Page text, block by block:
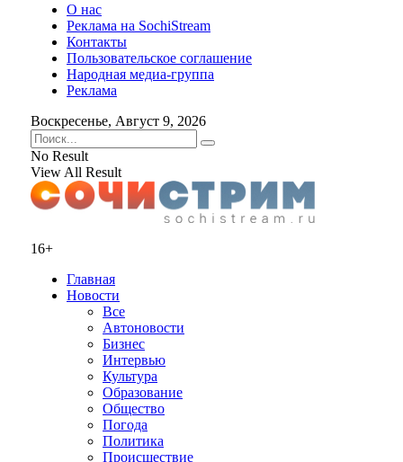
О нас
Реклама на SochiStream
Контакты
Пользовательское соглашение
Народная медиа-группа
Реклама
Воскресенье, Август 9, 2026
No Result
View All Result
16+
Главная
Новости
Все
Автоновости
Бизнес
Интервью
Культура
Образование
Общество
Погода
Политика
Происшествие